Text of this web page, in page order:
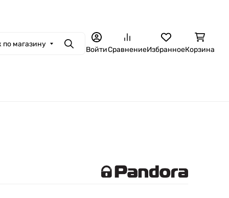
по магазину ПоискВойтиСравнениеИзбранноеКорзина